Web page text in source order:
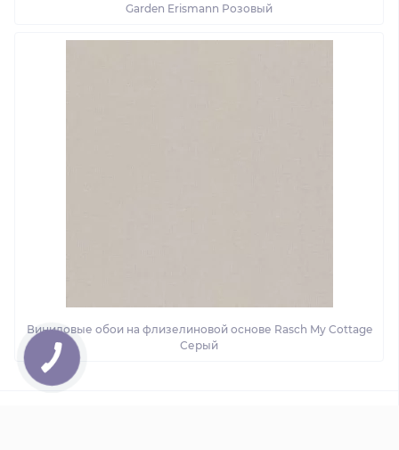
Garden Erismann Розовый
Виниловые обои на флизелиновой основе Rasch My Cottage
Серый